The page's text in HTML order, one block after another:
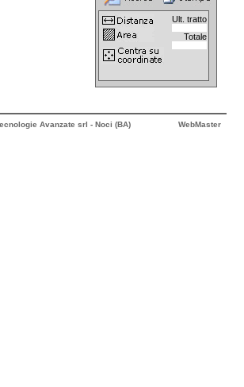
Ult. tratto
Totale
WebMaster
Avanzate srl - Noci (BA)